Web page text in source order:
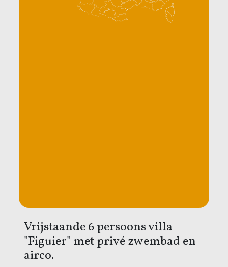
Vrijstaande 6 persoons villa
"Figuier" met privé zwembad en
airco.